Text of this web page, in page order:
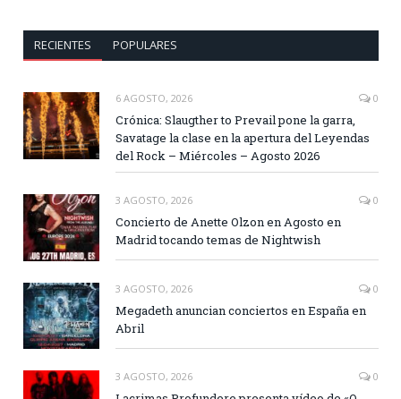
RECIENTES POPULARES
6 AGOSTO, 2026 0
Crónica: Slaugther to Prevail pone la garra,
Savatage la clase en la apertura del Leyendas
del Rock – Miércoles – Agosto 2026
3 AGOSTO, 2026 0
Concierto de Anette Olzon en Agosto en
Madrid tocando temas de Nightwish
3 AGOSTO, 2026 0
Megadeth anuncian conciertos en España en
Abril
3 AGOSTO, 2026 0